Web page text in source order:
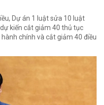
Dự án 1 luật sửa 10 luật
kiến cắt giảm 40 thủ tục
chính và cắt giảm 40 điều